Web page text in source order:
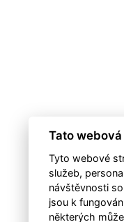
Tato
Tyto webové
služeb,
návštěvnosti
jsou k
některých